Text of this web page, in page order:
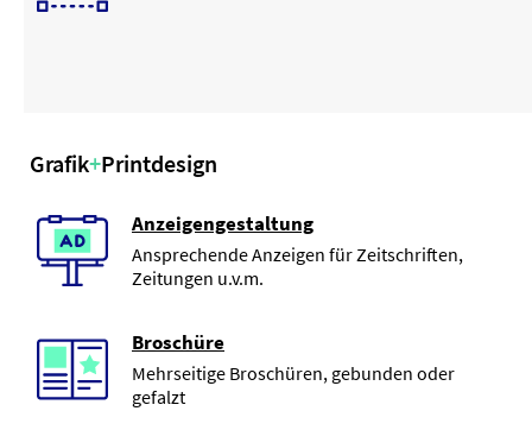
Grafik+Printdesign
Anzeigengestaltung
Ansprechende Anzeigen für Zeitschriften,
Zeitungen u.v.m.
Broschüre
Mehrseitige Broschüren, gebunden oder
gefalzt